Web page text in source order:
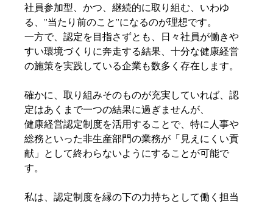
社員参加型、かつ、継続的に取り組む、いわゆ
る、”当たり前のこと”になるのが理想です。
一方で、認定を目指さずとも、日々社員が働きや
すい環境づくりに奔走する結果、十分な健康経営
の施策を実践している企業も数多く存在します。
確かに、取り組みそのものが充実していれば、認
定はあくまで一つの結果に過ぎませんが、
健康経営認定制度を活用することで、特に人事や
総務といった非生産部門の業務が「見えにくい貢
献」として終わらないようにすることが可能で
す。
私は、認定制度を縁の下の力持ちとして働く担当